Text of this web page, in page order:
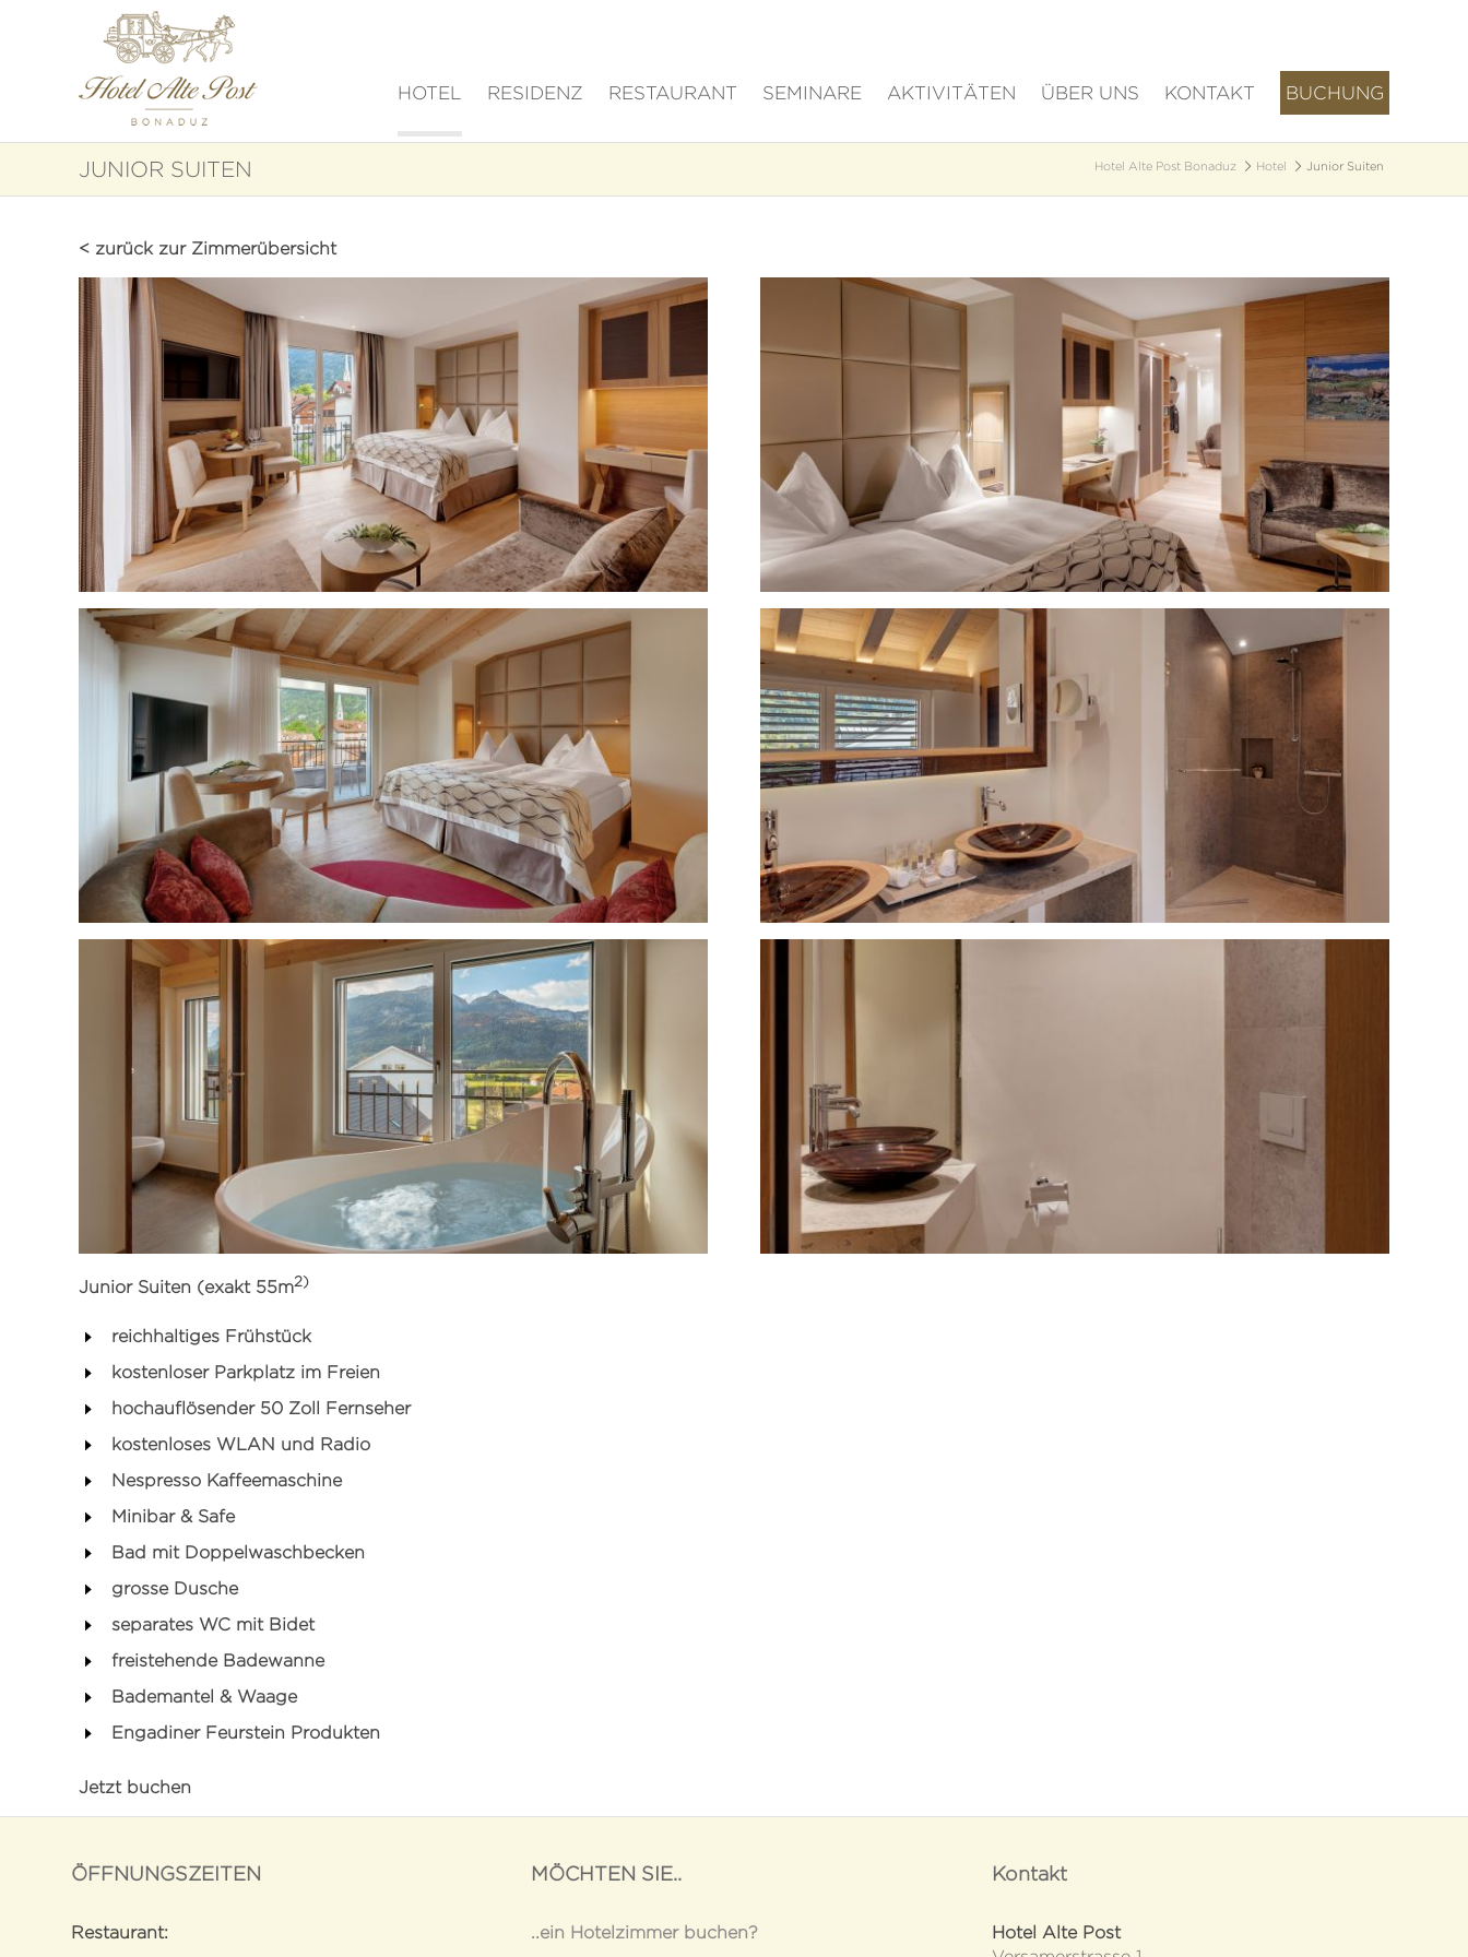
HOTEL RESIDENZ RESTAURANT SEMINARE AKTIVITÄTEN ÜBER UNS KONTAKT BUCHUNG
JUNIOR SUITEN Hotel Alte Post Bonaduz Hotel Junior Suiten
< zurück zur Zimmerübersicht
Junior Suiten (exakt 55m2)
reichhaltiges Frühstück
kostenloser Parkplatz im Freien
hochauflösender 50 Zoll Fernseher
kostenloses WLAN und Radio
Nespresso Kaffeemaschine
Minibar & Safe
Bad mit Doppelwaschbecken
grosse Dusche
separates WC mit Bidet
freistehende Badewanne
Bademantel & Waage
Engadiner Feurstein Produkten
Jetzt buchen
ÖFFNUNGSZEITEN
Restaurant:
MÖCHTEN SIE..
..ein Hotelzimmer buchen?
Kontakt
Hotel Alte Post